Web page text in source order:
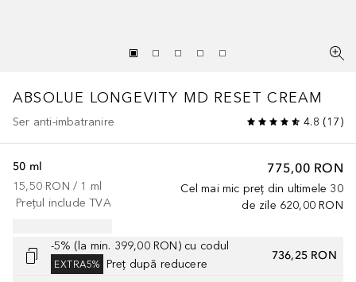
ABSOLUE LONGEVITY MD RESET CREAM
Ser anti-imbatranire 4.8 (17)
775,00 RON
Cel mai mic preț din ultimele 30
de zile 620,00 RON
50 ml
15,50 RON / 1 ml
Prețul include TVA
-5% (la min. 399,00 RON) cu codul
EXTRA5% Preț după reducere
736,25 RON